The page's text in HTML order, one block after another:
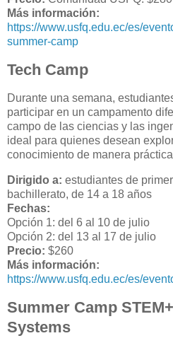
Más información:
https://www.usfq.edu.ec/es/
summer-camp
Tech Camp
Durante una semana,
participar en un campamento
campo de las ciencias y las
ideal para quienes desean
conocimiento de manera
Dirigido a: estudiantes de
bachillerato, de 14 a 18 años
Fechas:
Opción 1: del 6 al 10 de julio
Opción 2: del 13 al 17 de julio
Precio: $260
Más información:
https://www.usfq.edu.ec/es/
Summer Camp
Systems